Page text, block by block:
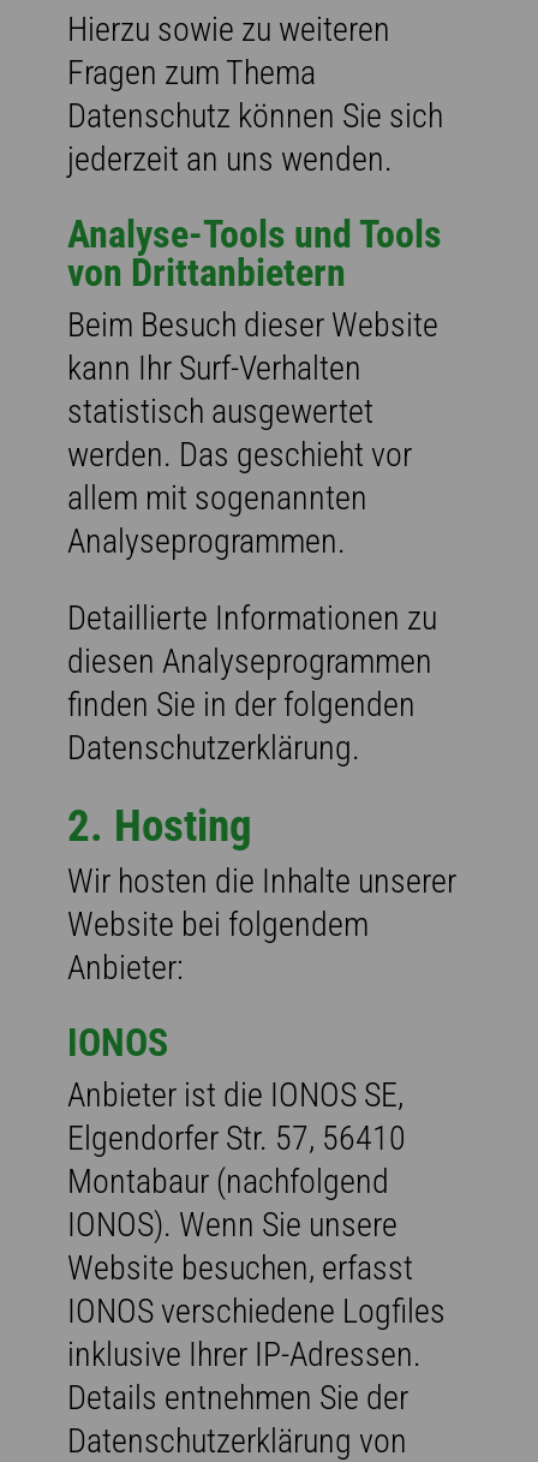
Hierzu sowie zu weiteren
Fragen zum Thema
Datenschutz können Sie sich
jederzeit an uns wenden.
Analyse-Tools und Tools
von Dritt­anbietern
Beim Besuch dieser Website
kann Ihr Surf-Verhalten
statistisch ausgewertet
werden. Das geschieht vor
allem mit sogenannten
Analyseprogrammen.
Detaillierte Informationen zu
diesen Analyseprogrammen
finden Sie in der folgenden
Datenschutzerklärung.
2. Hosting
Wir hosten die Inhalte unserer
Website bei folgendem
Anbieter:
IONOS
Anbieter ist die IONOS SE,
Elgendorfer Str. 57, 56410
Montabaur (nachfolgend
IONOS). Wenn Sie unsere
Website besuchen, erfasst
IONOS verschiedene Logfiles
inklusive Ihrer IP-Adressen.
Details entnehmen Sie der
Datenschutzerklärung von